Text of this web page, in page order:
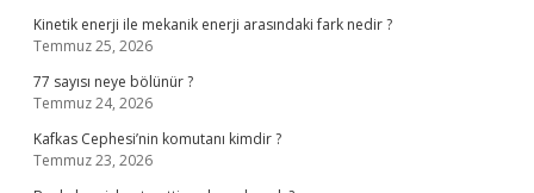
Kinetik enerji ile mekanik enerji arasındaki fark nedir ?
Temmuz 25, 2026
77 sayısı neye bölünür ?
Temmuz 24, 2026
Kafkas Cephesi’nin komutanı kimdir ?
Temmuz 23, 2026